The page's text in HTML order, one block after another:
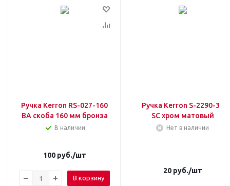
Ручка Kerron RS-027-160
BA скоба 160 мм бронза
В наличии
100руб./шт
В корзину
Ручка Kerron S-2290-32
SC хром матовый
Нет в наличии
20руб./шт